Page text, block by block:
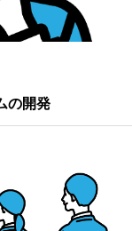
の開発